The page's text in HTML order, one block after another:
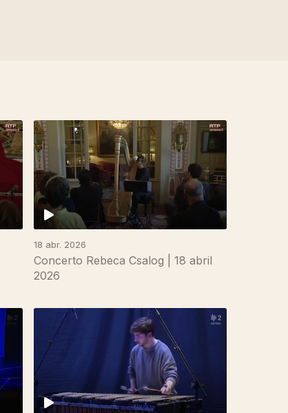
18 abr. 2026
Concerto Rebeca Csalog | 18 abril
2026